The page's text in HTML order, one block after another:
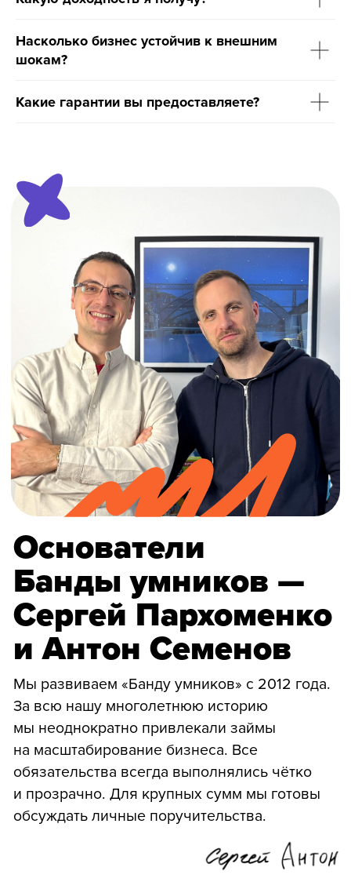
Насколько бизнес устойчив к внешним
шокам?
Какие гарантии вы предоставляете?
info@bandaumnikov.ru
«Банда умников» — студия образовательных технологий
2012 — 2026
Подписаться на рассылки